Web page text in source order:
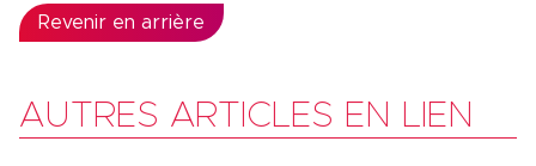
Revenir en arrière
AUTRES ARTICLES EN LIEN